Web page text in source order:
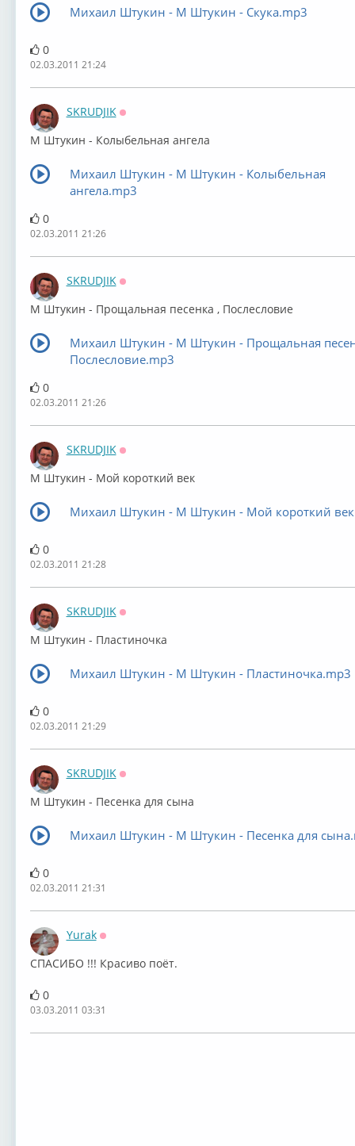
Михаил Штукин - М Штукин - Скука.mp3
0
02.03.2011 21:24
SKRUDJIK
М Штукин - Колыбельная ангела
Михаил Штукин - М Штукин - Колыбельная
ангела.mp3
0
02.03.2011 21:26
SKRUDJIK
М Штукин - Прощальная песенка , Послесловие
Михаил Штукин - М Штукин - Прощальная
Послесловие.mp3
0
02.03.2011 21:26
SKRUDJIK
М Штукин - Мой короткий век
Михаил Штукин - М Штукин - Мой короткий
0
02.03.2011 21:28
SKRUDJIK
М Штукин - Пластиночка
Михаил Штукин - М Штукин - Пластиночка.mp3
0
02.03.2011 21:29
SKRUDJIK
М Штукин - Песенка для сына
Михаил Штукин - М Штукин - Песенка для
0
02.03.2011 21:31
Yurak
СПАСИБО !!! Красиво поёт.
0
03.03.2011 03:31